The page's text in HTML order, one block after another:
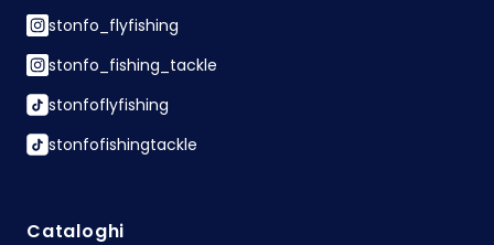
stonfo_flyfishing
stonfo_fishing_tackle
stonfoflyfishing
stonfofishingtackle
Cataloghi